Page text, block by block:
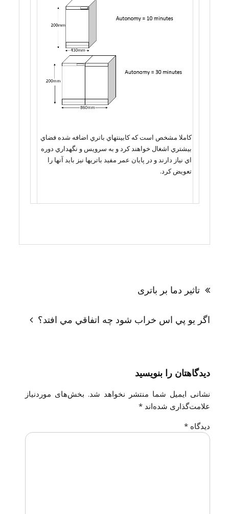
كاملا مشخص است كه كابينتهاي باتري اضافه شده فضاي
بيشتري اشغال خواهند كرد و به سرويس و نگهداري دوره
اي نياز دارند و در پايان عمر مفيد باتريها نيز بايد آنها را
تعويض كرد.
نوشته
تاثیر دما بر باتری
اگر يو پي اس خراب شود چه اتفاقي مي افتد؟
دیدگاهتان را بنویسید
نشانی ایمیل شما منتشر نخواهد شد. بخش‌های موردنیاز
علامت‌گذاری شده‌اند*
دیدگاه*